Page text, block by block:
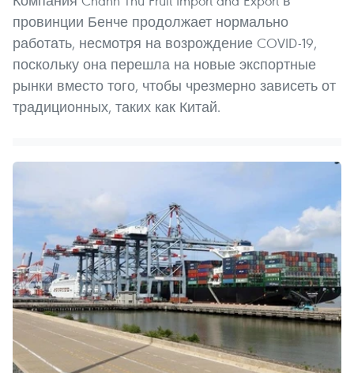
провинции Бенче продолжает нормально
работать, несмотря на возрождение COVID-19,
поскольку она перешла на новые экспортные
рынки вместо того, чтобы чрезмерно зависеть от
традиционных, таких как Китай.